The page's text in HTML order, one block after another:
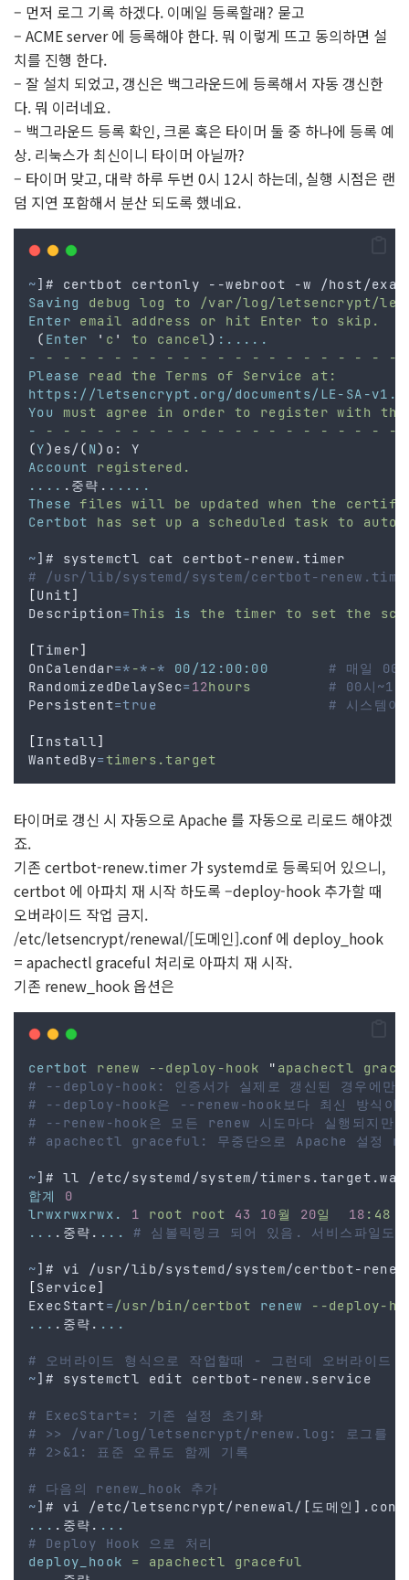
– 먼저 로그 기록 하겠다. 이메일 등록할래? 묻고
– ACME server 에 등록해야 한다. 뭐 이렇게 뜨고 동의하면 설
치를 진행 한다.
– 잘 설치 되었고, 갱신은 백그라운드에 등록해서 자동 갱신한
다. 뭐 이러네요.
– 백그라운드 등록 확인, 크론 혹은 타이머 둘 중 하나에 등록 예
상. 리눅스가 최신이니 타이머 아닐까?
– 타이머 맞고, 대략 하루 두번 0시 12시 하는데, 실행 시점은 랜
덤 지연 포함해서 분산 되도록 했네요.
~]# certbot certonly --webroot -w /host/
Saving
debug log to
/var/log/letsencrypt/
Enter
email address or hit Enter to
skip.
( Enter ' c ' to cancel) :.....
-
- - - - - - - - - - - - - - - - - - - - -
Please
read the Terms of Service
at:
https://letsencrypt.org/documents/LE-SA-
You
must agree in order to register with
the
-
- - - - - - - - - - - - - - - - - - - - -
(Y) es/ ( N) o: Y
Account
registered.
.... .중략. .....
These
files will be updated when the
Certbot
has set up a scheduled task to
~]# systemctl cat certbot-renew.timer
# /usr/lib/systemd/system/certbot-
[Unit]
Description=This is the timer to set the
[Timer]
OnCalendar=* -* -* 00/12:00:00
# 매일
RandomizedDelaySec=12hours
# 00시~12
Persistent=true # 시스템이
[Install]
WantedBy=timers.target
타이머로 갱신 시 자동으로 Apache 를 자동으로 리로드 해야겠
죠.
기존 certbot-renew.timer 가 systemd로 등록되어 있으니,
certbot 에 아파치 재 시작 하도록 –deploy-hook 추가할 때
오버라이드 작업 금지.
/etc/letsencrypt/renewal/[도메인].conf 에 deploy_hook
= apachectl graceful 처리로 아파치 재 시작.
기존 renew_hook 옵션은
certbot renew --deploy-hook " apachectl
# --deploy-hook: 인증서가 실제로 갱신된 경우에만
# --deploy-hook은 --renew-hook보다 최신 방식
# --renew-hook은 모든 renew 시도마다 실행되지
# apachectl graceful: 무중단으로 Apache 설정
~]# ll /etc/systemd/system/
합계
0
lrwxrwxrwx.
1 root root 43 10월 20일 18 :48
... .중략. ... # 심볼릭링크 되어 있음. 서비스파일도
~]# vi /usr/lib/systemd/system/certbot-
[Service]
ExecStart=/usr/bin/certbot renew
--deploy-
... .중략. ...
# 오버라이드 형식으로 작업할때 - 그런데 오버라
~]# systemctl edit certbot-renew.service
# ExecStart=: 기존 설정 초기화
# >> /var/log/letsencrypt/renew.log: 로그를 지
# 2>&1: 표준 오류도 함께 기록
# 다음의 renew_hook 추가
~]# vi /etc/letsencrypt/renewal/ [도메인 ] .conf
... .중략. ...
# Deploy Hook 으로 처리
deploy_hook
= apachectl
graceful